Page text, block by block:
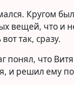
Кругом
вещей, что и
так, сразу.
понял, что Витя
и решил ему